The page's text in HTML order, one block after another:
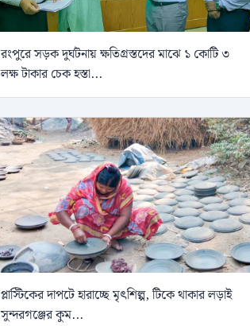
রংপুরে সড়ক দুর্ঘটনায় ক্ষতিগ্রস্তদের মাঝে ১ কোটি ৩
লক্ষ টাকার চেক হস্তা...
প্লাস্টিকের দাপটে হারাচ্ছে মৃৎশিল্প, টিকে থাকার লড়াই
সুন্দরগঞ্জের কুম...